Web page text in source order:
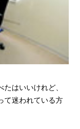
はいいけれど、
て迷われている方